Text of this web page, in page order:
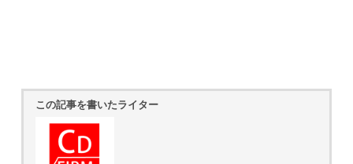
この記事を書いたライター